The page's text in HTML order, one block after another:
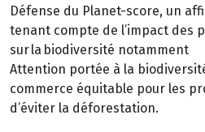
Défense du Planet-score, un
tenant compte de l’impact des
sur la biodiversité notamment
Attention portée à la
commerce équitable pour les
d’éviter la déforestation.